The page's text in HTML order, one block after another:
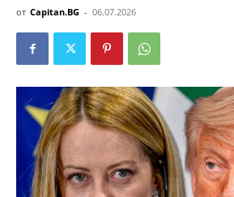
от Capitan.BG - 06.07.2026